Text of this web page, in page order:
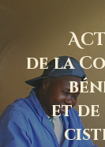
A
de la
et